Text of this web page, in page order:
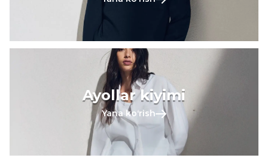
Ayollar kiyimi
Yana koʻrish